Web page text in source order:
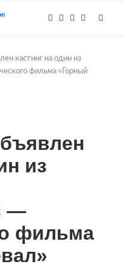
кастинг на один из
фильма «Горный
из
—
фильма